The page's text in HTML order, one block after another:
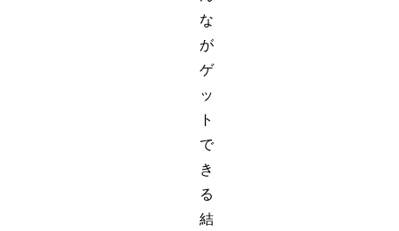
な
が
ゲ
ッ
ト
で
き
る
結